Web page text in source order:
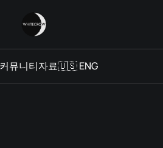
커뮤니티자료🇺🇸 ENG